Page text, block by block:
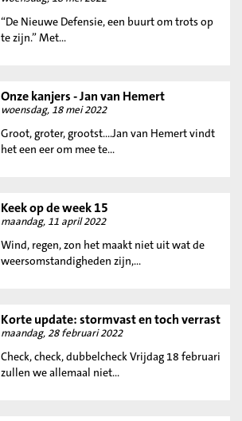
“De Nieuwe Defensie, een buurt om trots op
te zijn.” Met...
Onze kanjers - Jan van Hemert
woensdag, 18 mei 2022
Groot, groter, grootst....Jan van Hemert vindt
het een eer om mee te...
Keek op de week 15
maandag, 11 april 2022
Wind, regen, zon het maakt niet uit wat de
weersomstandigheden zijn,...
Korte update: stormvast en toch verrast
maandag, 28 februari 2022
Check, check, dubbelcheck Vrijdag 18 februari
zullen we allemaal niet...